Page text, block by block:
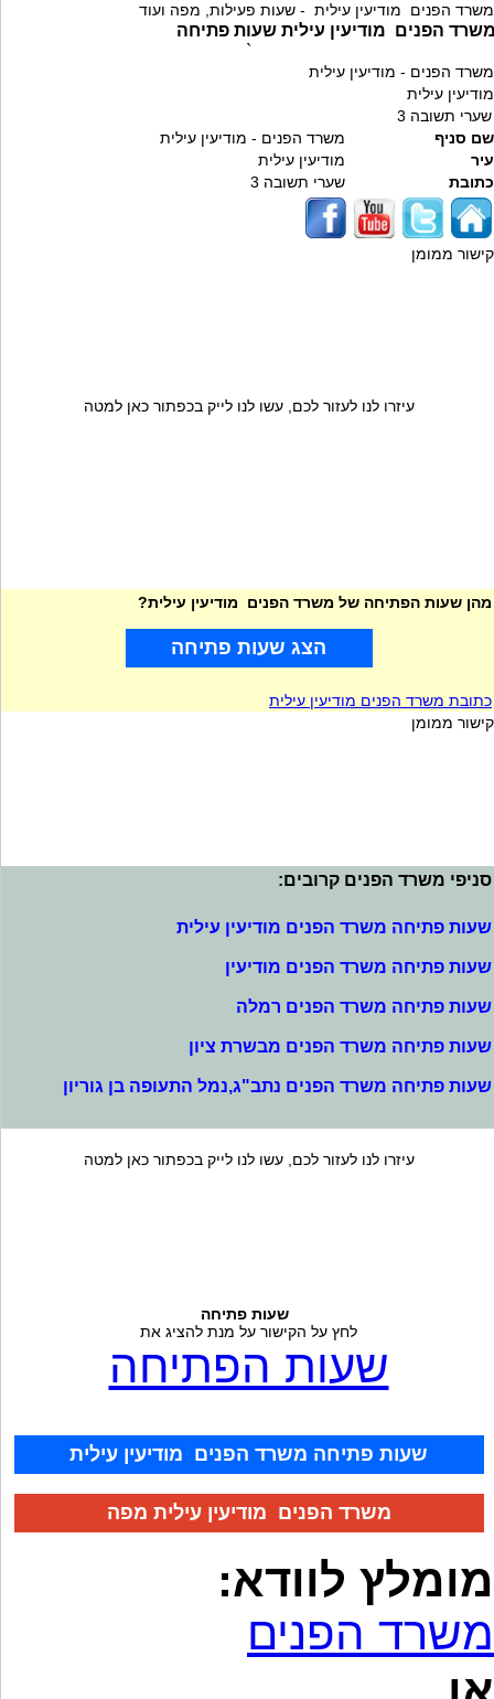
משרד הפנים מודיעין עילית - שעות פעילות, מפה ועוד
הפנים מודיעין עילית שעות פתיחה
`
משרד הפנים - מודיעין עילית
מודיעין עילית
שערי תשובה 3
שם סניף
משרד הפנים - מודיעין עילית
עיר
מודיעין עילית
כתובת
שערי תשובה 3
קישור ממומן
עיזרו לנו לעזור לכם, עשו לנו לייק בכפתור כאן למטה
מהן שעות הפתיחה של משרד הפנים מודיעין עילית?
הצג שעות פתיחה
כתובת משרד הפנים מודיעין עילית
קישור ממומן
סניפי משרד הפנים קרובים:
שעות פתיחה משרד הפנים מודיעין עילית
שעות פתיחה משרד הפנים מודיעין
שעות פתיחה משרד הפנים רמלה
שעות פתיחה משרד הפנים מבשרת ציון
שעות פתיחה משרד הפנים נתב"ג,נמל התעופה בן גוריון
עיזרו לנו לעזור לכם, עשו לנו לייק בכפתור כאן למטה
שעות פתיחה
לחץ על הקישור על מנת להציג את
שעות הפתיחה
שעות פתיחה משרד הפנים מודיעין עילית
משרד הפנים מודיעין עילית מפה
מומלץ לוודא:
משרד הפנים